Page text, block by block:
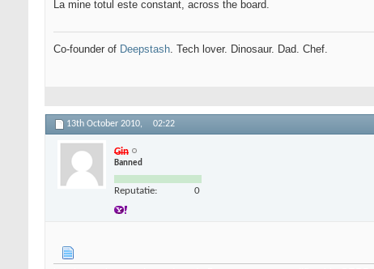
La mine totul este constant, across the board.
Co-founder of Deepstash. Tech lover. Dinosaur. Dad. Chef.
13th October 2010, 02:22
Gin
Banned
Reputatie: 0